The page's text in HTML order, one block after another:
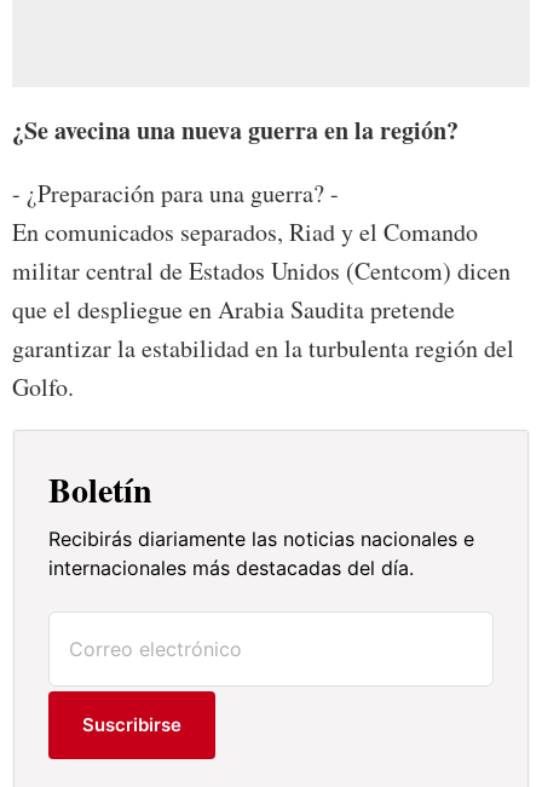
¿Se avecina una nueva guerra en la región?
- ¿Preparación para una guerra? -
En comunicados separados, Riad y el Comando
militar central de Estados Unidos (Centcom) dicen
que el despliegue en Arabia Saudita pretende
garantizar la estabilidad en la turbulenta región del
Golfo.
Boletín
Recibirás diariamente las noticias nacionales e
internacionales más destacadas del día.
Suscribirse